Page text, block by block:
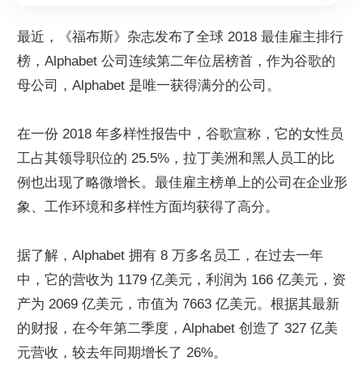
最近，《福布斯》杂志发布了全球 2018 最佳雇主排行
榜，Alphabet 公司连续第二年位居榜首，作为谷歌的
母公司，Alphabet 是唯一获得满分的公司。
在一份 2018 年多样性报告中，谷歌宣称，它的女性员
工占其领导职位的 25.5%，拉丁美洲和黑人员工的比
例也出现了略微增长。最佳雇主榜单上的公司在企业形
象、工作环境和多样性方面均获得了高分。
据了解，Alphabet 拥有 8 万多名员工，在过去一年
中，它的营收为 1179 亿美元，利润为 166 亿美元，资
产为 2069 亿美元，市值为 7663 亿美元。根据其最新
的财报，在今年第二季度，Alphabet 创造了 327 亿美
元营收，较去年同期增长了 26%。